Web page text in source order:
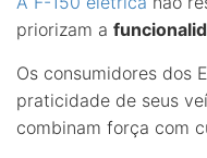
priorizam a
Os consumidores dos
praticidade de seus
combinam força com